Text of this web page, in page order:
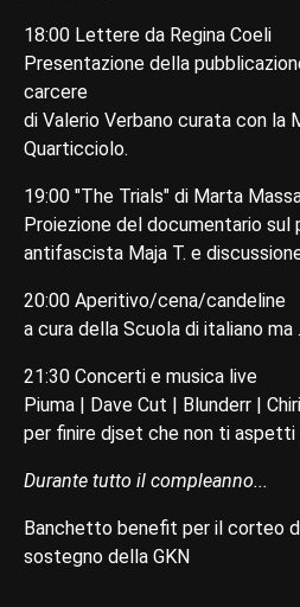
18:00 Lettere da Regina Coeli
Presentazione della
carcere
di Valerio Verbano curata con la
Quarticciolo.
19:00 "The Trials" di Marta
Proiezione del documentario
antifascista Maja T. e
20:00 Aperitivo/cena/candeline
a cura della Scuola di italiano ma
21:30 Concerti e musica live
Piuma | Dave Cut | Blunderr |
per finire djset che non ti aspetti
Durante tutto il compleanno...
Banchetto benefit per il corteo
sostegno della GKN